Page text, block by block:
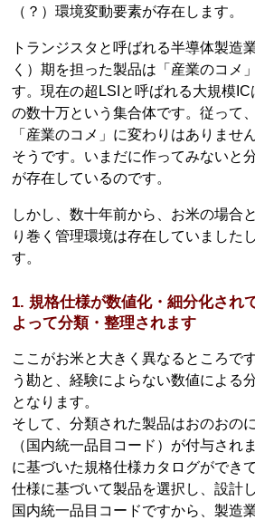
（？）環境変動要素が存在します。
トランジスタと呼ばれる半導体製造
く）期を担った製品は「産業のコメ
す。現在の超LSIと呼ばれる大規模IC
の数十万という集合体です。従って
「産業のコメ」に変わりはありません
そうです。いまだに作ってみないと
が存在しているのです。
しかし、数十年前から、お米の場合
り巻く管理環境は存在していました
す。
1. 規格仕様が数値化・細分化され
よって分類・整理されます
ここがお米と大きく異なるところで
う勘と、経験によらない数値による
となります。
そして、分類された製品はおのおの
（国内統一品目コード）が付与され
に基づいた規格仕様カタログができ
仕様に基づいて製品を選択し、設計し
国内統一品目コードですから、製造